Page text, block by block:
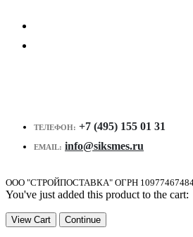
ТЕЛЕФОН: +7 (495) 155 01 31
EMAIL: info@siksmes.ru
ООО "СТРОЙПОСТАВКА" ОГРН
You've just added this product to the cart:
View Cart Continue